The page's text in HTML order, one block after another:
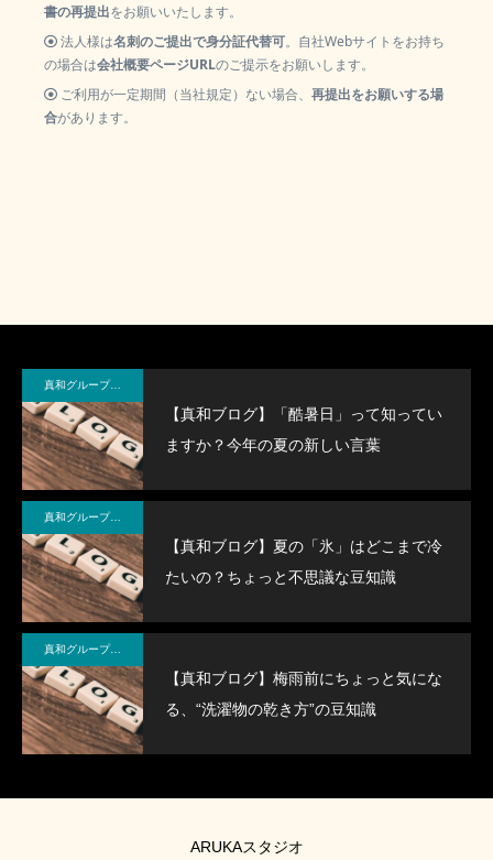
書の再提出をお願いいたします。
法人様は名刺のご提出で身分証代替可。自社Webサイトをお持ち
の場合は会社概要ページURLのご提示をお願いします。
ご利用が一定期間（当社規定）ない場合、 再提出をお願いする場
合があります。
真和グループ BLOG＆NEWS
【真和ブログ】「酷暑日」って知ってい
ますか？今年の夏の新しい言葉
真和グループ BLOG＆NEWS
【真和ブログ】夏の「氷」はどこまで冷
たいの？ちょっと不思議な豆知識
真和グループ BLOG＆NEWS
【真和ブログ】梅雨前にちょっと気にな
る、“洗濯物の乾き方”の豆知識
ARUKAスタジオ